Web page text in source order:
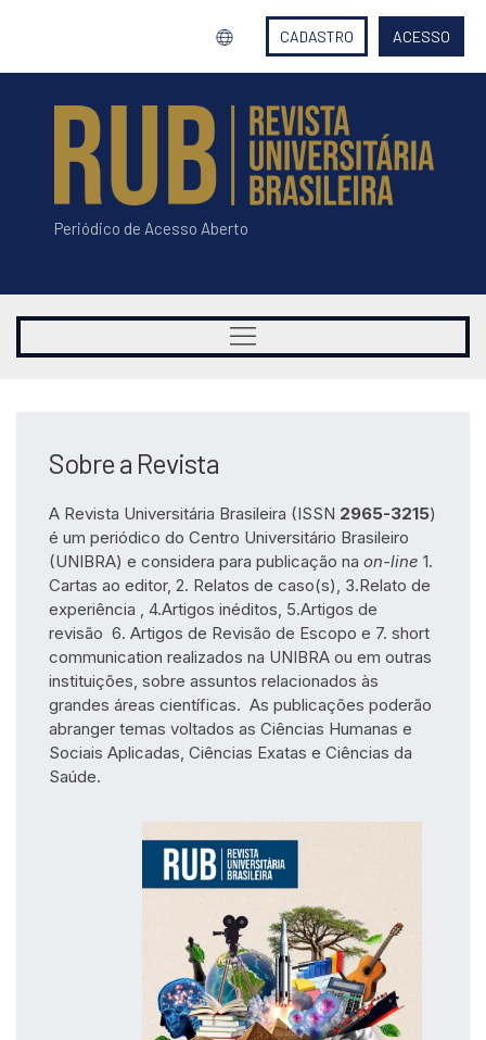
CADASTRO ACESSO
Periódico de Acesso Aberto
Sobre a Revista
A Revista Universitária Brasileira (ISSN 2965-3215)
é um periódico do Centro Universitário Brasileiro
(UNIBRA) e considera para publicação na on-line 1.
Cartas ao editor, 2. Relatos de caso(s), 3.Relato de
experiência , 4.Artigos inéditos, 5.Artigos de
revisão 6. Artigos de Revisão de Escopo e 7. short
communication realizados na UNIBRA ou em outras
instituições, sobre assuntos relacionados às
grandes áreas científicas. As publicações poderão
abranger temas voltados as Ciências Humanas e
Sociais Aplicadas, Ciências Exatas e Ciências da
Saúde.